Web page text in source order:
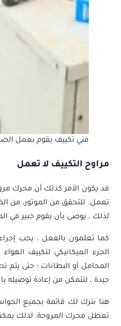
فني تكييف يقوم بعمل
مراوح التكييف لا تعمل
قد يكون الأمر كذلك أن محرك
تعمل. للتحقق من الموتور، من
لذلك ، يوصى بأن يقوم خبير في
كما تعلمون بالفعل ، يجب
الجزء الميكانيكي لتكييف
المحامل أو البطانات ؛ حتى يتم
جيدة ، لتتمكن من إعادة توصيله
هنا نترك لك قائمة بجميع
تعطل محرك المروحة. لذلك